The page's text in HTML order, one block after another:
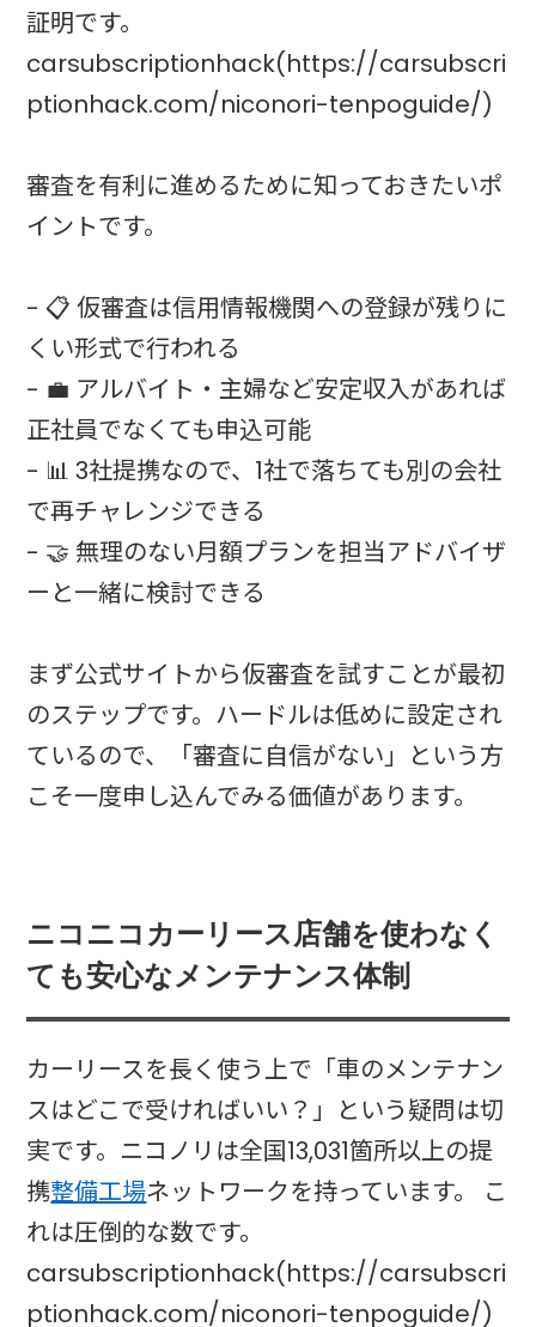
証明です。
carsubscriptionhack(https://carsubscri
ptionhack.com/niconori-tenpoguide/)
審査を有利に進めるために知っておきたいポ
イントです。
- 📋 仮審査は信用情報機関への登録が残りに
くい形式で行われる
- 💼 アルバイト・主婦など安定収入があれば
正社員でなくても申込可能
- 📊 3社提携なので、1社で落ちても別の会社
で再チャレンジできる
- 🤝 無理のない月額プランを担当アドバイザ
ーと一緒に検討できる
まず公式サイトから仮審査を試すことが最初
のステップです。ハードルは低めに設定され
ているので、「審査に自信がない」という方
こそ一度申し込んでみる価値があります。
ニコニコカーリース店舗を使わなく
ても安心なメンテナンス体制
カーリースを長く使う上で「車のメンテナン
スはどこで受ければいい？」という疑問は切
実です。ニコノリは全国13,031箇所以上の提
携整備工場ネットワークを持っています。 こ
れは圧倒的な数です。
carsubscriptionhack(https://carsubscri
ptionhack.com/niconori-tenpoguide/)